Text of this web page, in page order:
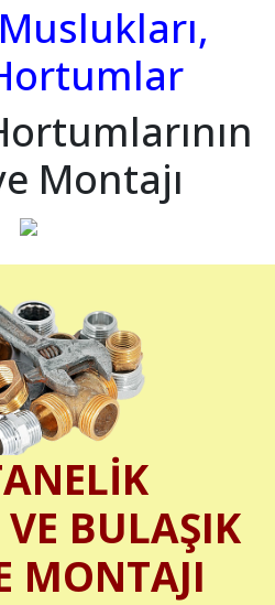
Montajı
BULAŞIK
MONTAJI